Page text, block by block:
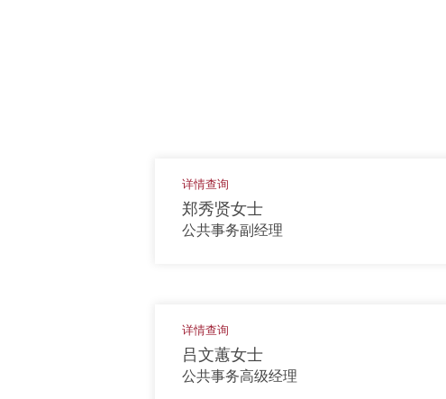
详情查询
郑秀贤女士
公共事务副经理
详情查询
吕文蕙女士
公共事务高级经理